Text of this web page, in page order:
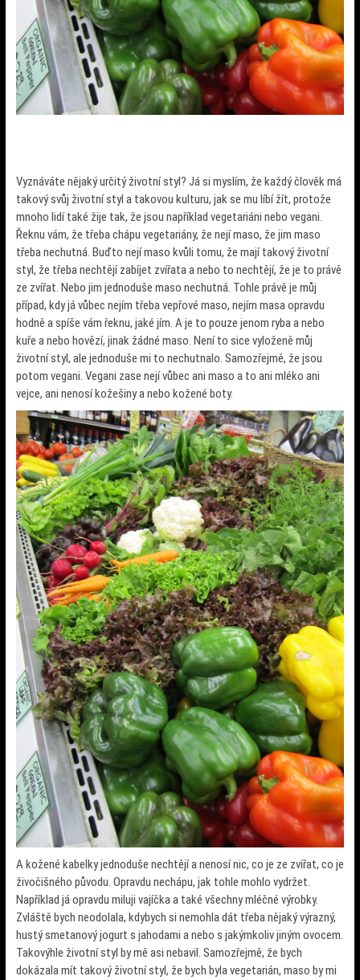
Vyznáváte nějaký určitý životní styl? Já si myslím, že každý člověk má
takový svůj životní styl a takovou kulturu, jak se mu líbí žít, protože
mnoho lidí také žije tak, že jsou například vegetariáni nebo vegani.
Řeknu vám, že třeba chápu vegetariány, že nejí maso, že jim maso
třeba nechutná. Buďto nejí maso kvůli tomu, že mají takový životní
styl, že třeba nechtějí zabíjet zvířata a nebo to nechtějí, že je to právě
ze zvířat. Nebo jim jednoduše maso nechutná. Tohle právě je můj
případ, kdy já vůbec nejím třeba vepřové maso, nejím masa opravdu
hodně a spíše vám řeknu, jaké jím. A je to pouze jenom ryba a nebo
kuře a nebo hovězí, jinak žádné maso. Není to sice vyloženě můj
životní styl, ale jednoduše mi to nechutnalo. Samozřejmě, že jsou
potom vegani. Vegani zase nejí vůbec ani maso a to ani mléko ani
vejce, ani nenosí kožešiny a nebo kožené boty.
A kožené kabelky jednoduše nechtějí a nenosí nic, co je ze zvířat, co je
živočišného původu. Opravdu nechápu, jak tohle mohlo vydržet.
Například já opravdu miluji vajíčka a také všechny mléčné výrobky.
Zvláště bych neodolala, kdybych si nemohla dát třeba nějaký výrazný,
hustý smetanový jogurt s jahodami a nebo s jakýmkoliv jiným ovocem.
Takovýhle životní styl by mě asi nebavil. Samozřejmě, že bych
dokázala mít takový životní styl, že bych byla vegetarián, maso by mi